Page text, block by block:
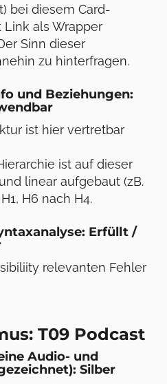
bei diesem Card-
als Wrapper
Sinn dieser
zu hinterfragen.
und Beziehungen:
ist hier vertretbar
ist auf dieser
linear aufgebaut (zB.
H6 nach H4.
Erfüllt /
relevanten Fehler
T09 Podcast
Audio- und
Silber